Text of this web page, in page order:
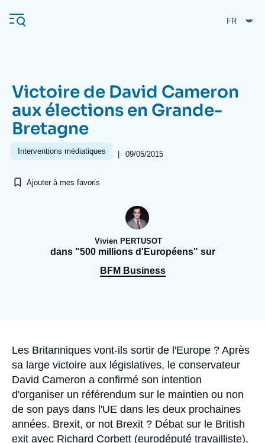
au
contenu
Navigation
principale
L'Ifri
Se connecter
À propos de l'Ifri
Proche-Orient
Victoire de David Cameron
aux élections en Grande-
Bretagne
Interventions médiatiques | 09/05/2015
Ajouter à mes favoris
Vivien PERTUSOT
dans "500 millions d'Européens" sur
BFM Business
Accroche
Les Britanniques vont-ils sortir de l'Europe ? Après
sa large victoire aux législatives, le conservateur
David Cameron a confirmé son intention
d'organiser un référendum sur le maintien ou non
de son pays dans l'UE dans les deux prochaines
années. Brexit, or not Brexit ? Débat sur le British
exit avec Richard Corbett (eurodéputé travailliste),